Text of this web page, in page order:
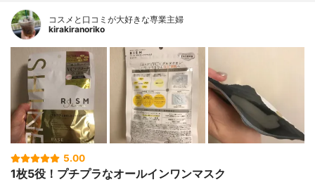
コスメと口コミが大好きな専業主婦
kirakiranoriko
5.00
1枚5役！プチプラなオールインワンマスク